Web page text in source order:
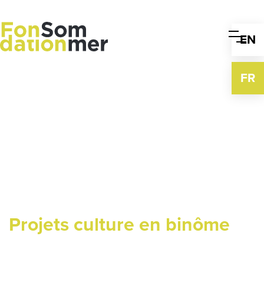
to
content
EN
FR
Projets culture en binôme